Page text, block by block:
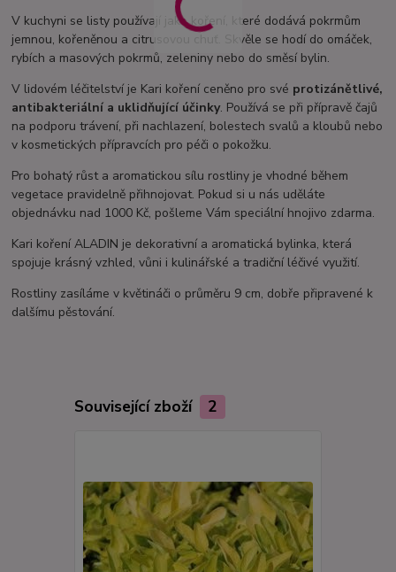
V kuchyni se listy používají jako koření, které dodává pokrmům
jemnou, kořeněnou a citrusovou chuť. Skvěle se hodí do omáček,
rybích a masových pokrmů, zeleniny nebo do směsí bylin.
V lidovém léčitelství je Kari koření ceněno pro své protizánětlivé,
antibakteriální a uklidňující účinky. Používá se při přípravě čajů
na podporu trávení, při nachlazení, bolestech svalů a kloubů nebo
v kosmetických přípravcích pro péči o pokožku.
Pro bohatý růst a aromatickou sílu rostliny je vhodné během
vegetace pravidelně přihnojovat. Pokud si u nás uděláte
objednávku nad 1000 Kč, pošleme Vám speciální hnojivo zdarma.
Kari koření ALADIN je dekorativní a aromatická bylinka, která
spojuje krásný vzhled, vůni i kulinářské a tradiční léčivé využití.
Rostliny zasíláme v květináči o průměru 9 cm, dobře připravené k
dalšímu pěstování.
Související zboží 2